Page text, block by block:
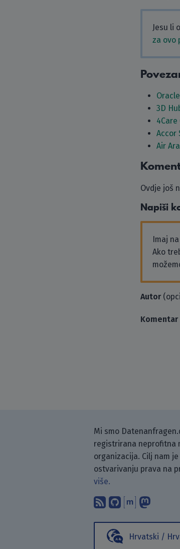
Jesu li
za ovo
3D
4Care
Accor
Air
Ovdje još
Napiši
Imaj
Ako
Autor
Komentar
Mi smo
registrirana neprofitna
organizacija. Cilj nam
ostvarivanju prava na
više.
Pretplati se
Pronađi
Hrvatski /